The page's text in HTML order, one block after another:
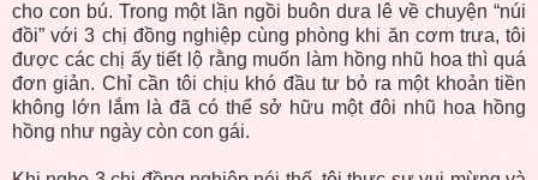
cho con bú. Trong một lần ngồi buôn dưa lê về chuyện “núi
đồi” với 3 chị đồng nghiệp cùng phòng khi ăn cơm trưa, tôi
được các chị ấy tiết lộ rằng muốn làm hồng nhũ hoa thì quá
đơn giản. Chỉ cần tôi chịu khó đầu tư bỏ ra một khoản tiền
không lớn lắm là đã có thể sở hữu một đôi nhũ hoa hồng
hồng như ngày còn con gái.